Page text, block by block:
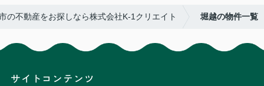
の不動産をお探しなら株式会社K-1クリエイト 堀越の物件一覧
サイトコンテンツ